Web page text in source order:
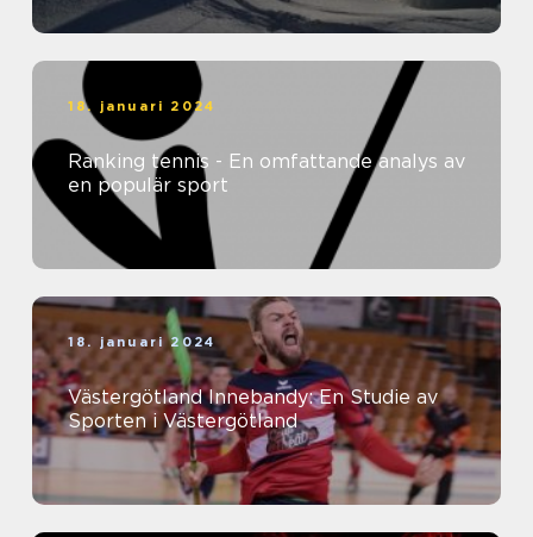
18. januari 2024
Ranking tennis - En omfattande analys av
en populär sport
18. januari 2024
Västergötland Innebandy: En Studie av
Sporten i Västergötland